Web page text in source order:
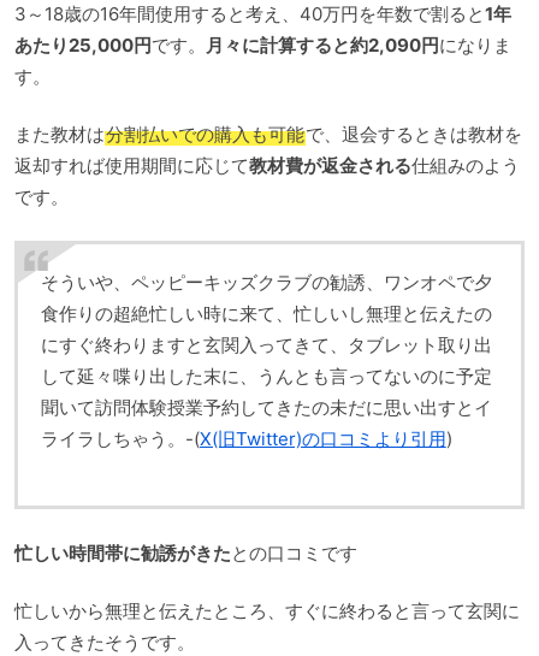
3～18歳の16年間使用すると考え、40万円を年数で割ると1年
あたり25,000円です。 月々に計算すると約2,090円になりま
す。
また教材は分割払いでの購入も可能で、退会するときは教材を
返却すれば使用期間に応じて教材費が返金される仕組みのよう
です。
そういや、ペッピーキッズクラブの勧誘、ワンオペで夕
食作りの超絶忙しい時に来て、忙しいし無理と伝えたの
にすぐ終わりますと玄関入ってきて、タブレット取り出
して延々喋り出した末に、うんとも言ってないのに予定
聞いて訪問体験授業予約してきたの未だに思い出すとイ
ライラしちゃう。-(X(旧Twitter)の口コミより引用)
忙しい時間帯に勧誘がきたとの口コミです
忙しいから無理と伝えたところ、すぐに終わると言って玄関に
入ってきたそうです。